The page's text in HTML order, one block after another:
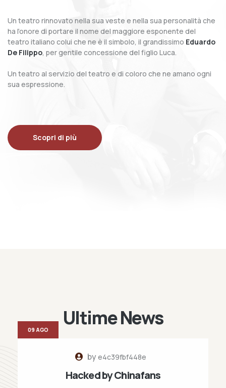
Un teatro rinnovato nella sua veste e nella sua personalità che
ha l’onore di portare il nome del maggiore esponente del
teatro italiano colui che ne è il simbolo, il grandissimo Eduardo
De Filippo, per gentile concessione del figlio Luca.
Un teatro al servizio del teatro e di coloro che ne amano ogni
sua espressione.
Scopri di più
Ultime News
bye4c39fbf448e
Hacked by Chinafans
09 AGO